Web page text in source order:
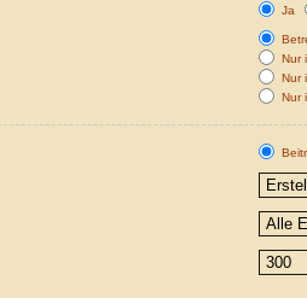
Ja
Nur
Nur
Nur